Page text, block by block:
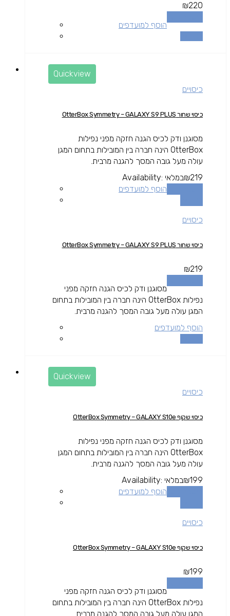
₪220
הוסף למועדפים
Quickview
כיסויים
כיסוי שחור OtterBox Symmetry – GALAXY S9 PLUS
מסוגנן ודק לכיס הגנה חזקה מפני נפילות
OtterBox הינה חברה בין המובילות בתחום המגן
עולה מעל גובה המסך להגנה מרבית.
₪219
Availability: במלאי
הוסף למועדפים
כיסויים
כיסוי שחור OtterBox Symmetry – GALAXY S9 PLUS
₪219
מסוגנן ודק לכיס הגנה חזקה מפני
נפילות OtterBox הינה חברה בין המובילות בתחום
המגן עולה מעל גובה המסך להגנה מרבית.
הוסף למועדפים
Quickview
כיסויים
כיסוי שקוף OtterBox Symmetry – GALAXY S10e
מסוגנן ודק לכיס הגנה חזקה מפני נפילות
OtterBox הינה חברה בין המובילות בתחום המגן
עולה מעל גובה המסך להגנה מרבית.
₪199
Availability: במלאי
הוסף למועדפים
כיסויים
כיסוי שקוף OtterBox Symmetry – GALAXY S10e
₪199
מסוגנן ודק לכיס הגנה חזקה מפני
נפילות OtterBox הינה חברה בין המובילות בתחום
המגן עולה מעל גובה המסך להגנה מרבית.